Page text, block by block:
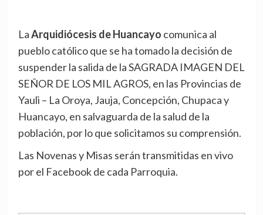
LaArquidiócesis de Huancayo comunica al
pueblo católico que se ha tomado la decisión de
suspender la salida de la SAGRADA IMAGEN DEL
SEÑOR DE LOS MIL AGROS, en las Provincias de
Yauli – La Oroya, Jauja, Concepción, Chupaca y
Huancayo, en salvaguarda de la salud de la
población, por lo que solicitamos su comprensión.
Las Novenas y Misas serán transmitidas en vivo
por el Facebook de cada Parroquia.